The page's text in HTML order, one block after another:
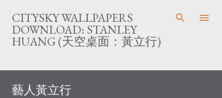
Skip to main content
CITYSKY WALLPAPERS
DOWNLOAD: STANLEY
HUANG (天空桌面：黃立行)
藝人黃立行